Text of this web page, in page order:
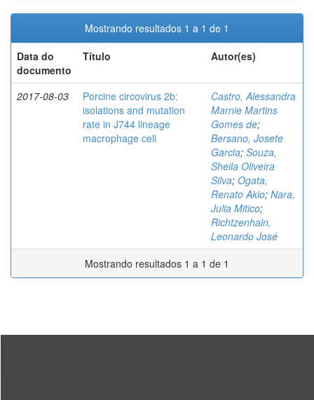
Mostrando resultados 1 a 1 de 1
Data do
documento
Título Autor(es)
2017-08-03
Porcine circovirus 2b:
isolations and mutation
rate in J744 lineage
macrophage cell
Castro, Alessandra
Marnie Martins
Gomes de;
Bersano, Josete
Garcia; Souza,
Sheila Oliveira
Silva; Ogata,
Renato Akio; Nara,
Julia Mitico;
Richtzenhain,
Leonardo José
Mostrando resultados 1 a 1 de 1